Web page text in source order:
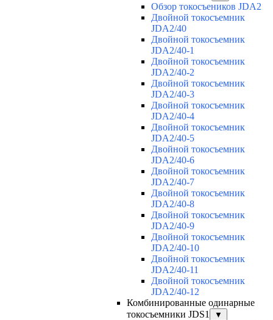
Обзор токосъеников JDA2
Двойной токосъемник
JDA2/40
Двойной токосъемник
JDA2/40-1
Двойной токосъемник
JDA2/40-2
Двойной токосъемник
JDA2/40-3
Двойной токосъемник
JDA2/40-4
Двойной токосъемник
JDA2/40-5
Двойной токосъемник
JDA2/40-6
Двойной токосъемник
JDA2/40-7
Двойной токосъемник
JDA2/40-8
Двойной токосъемник
JDA2/40-9
Двойной токосъемник
JDA2/40-10
Двойной токосъемник
JDA2/40-11
Двойной токосъемник
JDA2/40-12
Комбинированные одинарные
токосъемники JDS1
▼